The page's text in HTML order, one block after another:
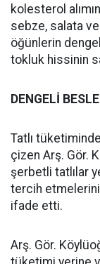
kolesterol
sebze, salata
öğünlerin
tokluk hissinin
DENGELİ
Tatlı
çizen Arş. Gör.
şerbetli tatlılar
tercih
ifade etti.
Arş. Gör.